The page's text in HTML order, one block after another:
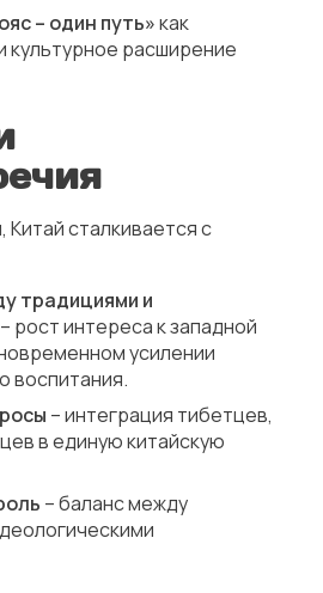
– один путь»как
культурное расширение
Китай сталкивается с
традициями и
– рост интереса к западной
усилении
воспитания.
– интеграция тибетцев,
в единую китайскую
– баланс между